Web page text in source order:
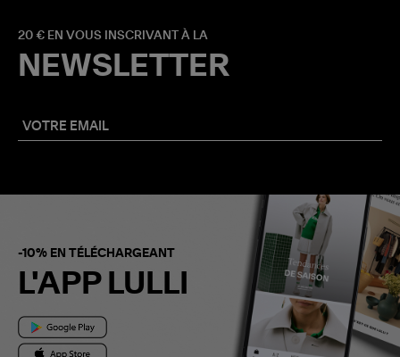
20 € EN VOUS INSCRIVANT À LA
NEWSLETTER
-10% EN TÉLÉCHARGEANT
L'APP LULLI